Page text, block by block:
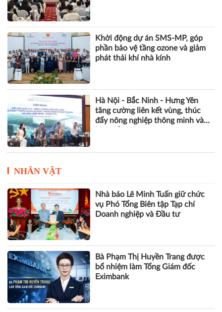
Khởi động dự án SMS-MP, góp
phần bảo vệ tầng ozone và giảm
phát thải khí nhà kính
Hà Nội - Bắc Ninh - Hưng Yên
tăng cường liên kết vùng, thúc
đẩy nông nghiệp thông minh và
NHÂN VẬT
Nhà báo Lê Minh Tuấn giữ chức
vụ Phó Tổng Biên tập Tạp chí
Doanh nghiệp và Đầu tư
Bà Phạm Thị Huyền Trang được
bổ nhiệm làm Tổng Giám đốc
Eximbank